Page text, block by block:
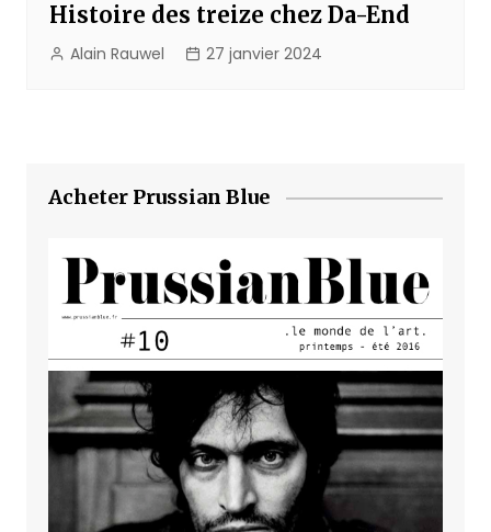
Histoire des treize chez Da-End
Alain Rauwel 27 janvier 2024
Acheter Prussian Blue